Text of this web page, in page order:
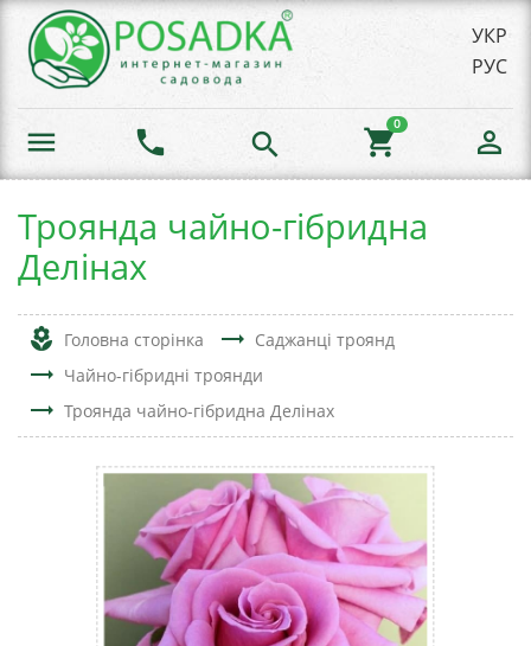
УКР
РУС
menu phone search shopping_cart
0
person_outline
Троянда чайно-гібридна
Делінах
local_florist Головна сторінка trending_flat Саджанці троянд
trending_flat Чайно-гібридні троянди
trending_flat Троянда чайно-гібридна Делінах